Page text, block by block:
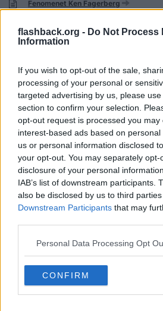
flashback.org - Do Not Process
Information
If you wish to opt-out of the sale,
processing of your personal or
targeted advertising by us, please
section to confirm your selection.
opt-out request is processed you may
interest-based ads based on
us or personal information disclosed
your opt-out. You may separately
disclosure of your personal
IAB’s list of downstream participants.
also be disclosed by us to third
Downstream Participants that may
Personal Data Processing Opt
CONFIRM
Fenomenet Ken Fagerberg
Allsvenskan Fantasy 2026
AIK Bryter kontraktet med Tinde
skäl"
Svar avkallejansson 2026-04-0507:45
Allsvenska spelare respekterade av
Svar av snillet_1 2026-04-04
I spåkulan: Allsvenskan 2026!
Svar av 2026-04-04 06:26
Finns det någon som kan ifrågasätta
Svar avmishima 2026-03-2211:11
Svar avBromsslangen 2026-02-1417:55
Supportersäsongen 2025
Svar avWad 2026-02-11